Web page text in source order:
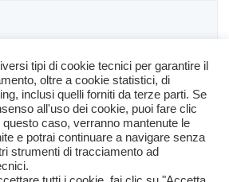
tipi di cookie tecnici per garantire il
oltre a cookie statistici, di
inclusi quelli forniti da terze parti. Se
all'uso dei cookie, puoi fare clic
questo caso, verranno mantenute le
e potrai continuare a navigare senza
strumenti di tracciamento ad